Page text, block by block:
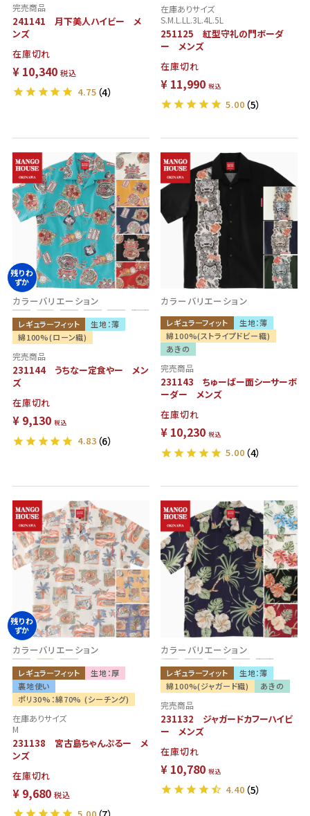
完売商品
241141 月下美人ハイビー メ
ンズ
在庫切れ
¥ 10,340 税込
4.75 （4）
在庫ありサイズ
S.M.L.LL.3L.4L.5L
251125 紅型守礼の門ボーダ
ー メンズ
在庫切れ
¥ 11,990 税込
5.00 （5）
カラーバリエーション
レギュラーフィット
生地：薄
綿100%(ローン織)
残りわ
ずか
完売商品
231144 うちなー定食やー メン
ズ
在庫切れ
¥ 9,130 税込
4.83 （6）
カラーバリエーション
レギュラーフィット
生地：薄
綿100%(ストライプドビー織)
あきの
完売商品
231143 ちゅーばー面シーサーボ
ーダー メンズ
在庫切れ
¥ 10,230 税込
5.00 （4）
カラーバリエーション
レギュラーフィット
生地：厚
裏地使い
ポリ30%：綿70% (シーチング)
残りわ
ずか
在庫ありサイズ
M
231138 宮古島ちゃんぷるー メ
ンズ
在庫切れ
¥ 9,680 税込
カラーバリエーション
レギュラーフィット
生地：薄
綿100%(ジャガード織)
あきの
完売商品
231132 ジャガードカフーハイビ
ー メンズ
在庫切れ
¥ 10,780 税込
4.40 （5）